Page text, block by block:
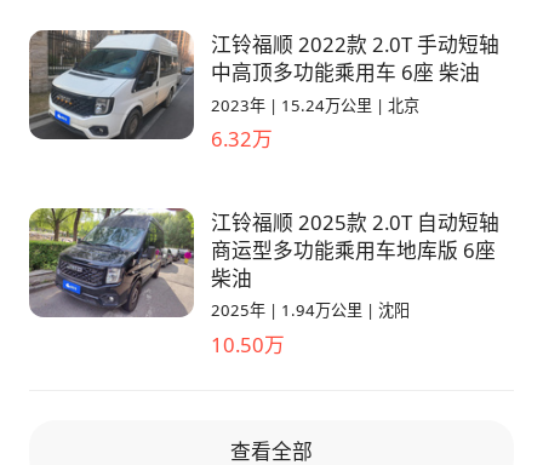
江铃福顺 2022款 2.0T 手动短轴
中高顶多功能乘用车 6座 柴油
2023年 | 15.24万公里 | 北京
6.32万
江铃福顺 2025款 2.0T 自动短轴
商运型多功能乘用车地库版 6座
柴油
2025年 | 1.94万公里 | 沈阳
10.50万
查看全部